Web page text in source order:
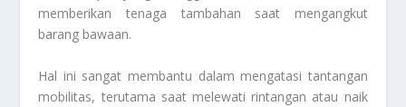
memberikan tenaga tambahan saat mengangkut
barang bawaan.
Hal ini sangat membantu dalam mengatasi tantangan
mobilitas, terutama saat melewati rintangan atau naik